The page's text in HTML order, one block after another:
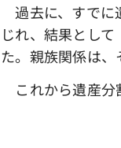
過去に、すでに
じれ、結果とし
た。親族関係は、
これから遺産分